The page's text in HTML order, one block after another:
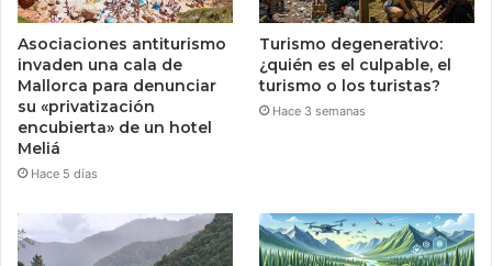
Asociaciones antiturismo
invaden una cala de
Mallorca para denunciar
su «privatización
encubierta» de un hotel
Meliá
Hace 5 días
Turismo degenerativo:
¿quién es el culpable, el
turismo o los turistas?
Hace 3 semanas